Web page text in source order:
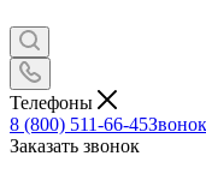
Телефоны
8 (800) 511-66-45
Заказать звонок